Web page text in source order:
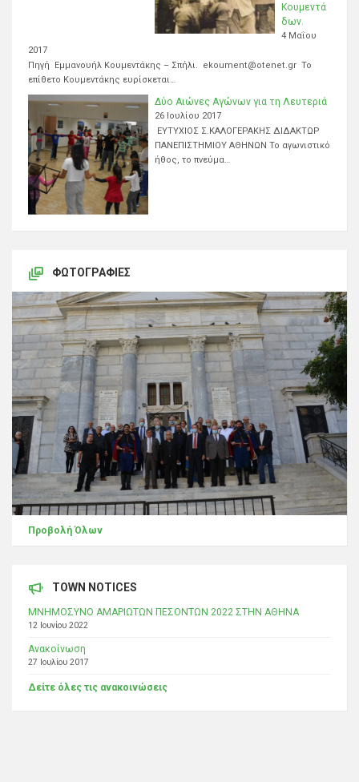
Κουμεντά
δων.
4 Μαΐου
2017
Πηγή Εμμανουήλ Κουμεντάκης – Σπήλι. ekoument@otenet.gr Το
επίθετο Κουμεντάκης ευρίσκεται…
Δύο Αιώνες Αγώνων για τη Λευτεριά
26 Ιουλίου 2017
ΕΥΤΥΧΙΟΣ Σ.ΚΑΛΟΓΕΡΑΚΗΣ ΔΙΔΑΚΤΩΡ
ΠΑΝΕΠΙΣΤΗΜΙΟΥ ΑΘΗΝΩΝ Το αγωνιστικό
ήθος, το πνεύμα…
ΦΩΤΟΓΡΑΦΊΕΣ
Προβολή Όλων
TOWN NOTICES
ΜΝΗΜΟΣΥΝΟ ΑΜΑΡΙΩΤΩΝ ΠΕΣΟΝΤΩΝ 2022 ΣΤΗΝ ΑΘΗΝΑ
12 Ιουνίου 2022
Ανακοίνωση
27 Ιουλίου 2017
Δείτε όλες τις ανακοινώσεις